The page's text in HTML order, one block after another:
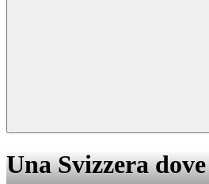
Una Svizzera